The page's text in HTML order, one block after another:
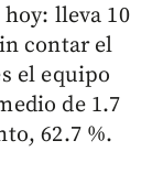
lleva 10
contar el
el equipo
de 1.7
62.7 %.